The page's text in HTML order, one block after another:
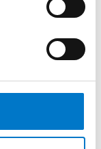
installation